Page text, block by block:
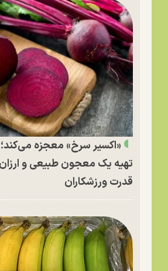
«اکسیر سرخ» معجزه
تهیه یک معجون طبیعی و
قدرت ورزشکاران